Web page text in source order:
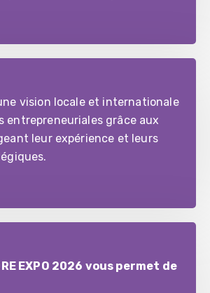
vision locale et internationale
entrepreneuriales grâce aux
leur expérience et leurs
EXPO 2026 vous permet de